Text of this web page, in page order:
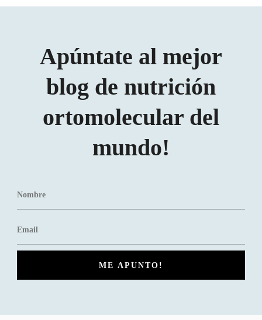
Apúntate al mejor
blog de nutrición
ortomolecular del
mundo!